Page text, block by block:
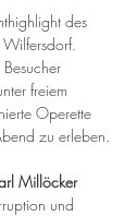
des
Wilfersdorf.
freiem
Operette
zu erleben.
Millöcker
und